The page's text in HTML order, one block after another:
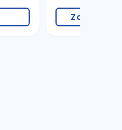
Zapratite